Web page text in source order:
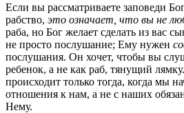
Если вы рассматриваете заповеди
рабство, это означает, что вы не
раба, но Бог желает сделать из вас
не просто послушание; Ему нужен
послушания. Он хочет, чтобы вы
ребенок, а не как раб, тянущий
происходит только тогда, когда мы
отношения к нам, а не с наших
Нему.